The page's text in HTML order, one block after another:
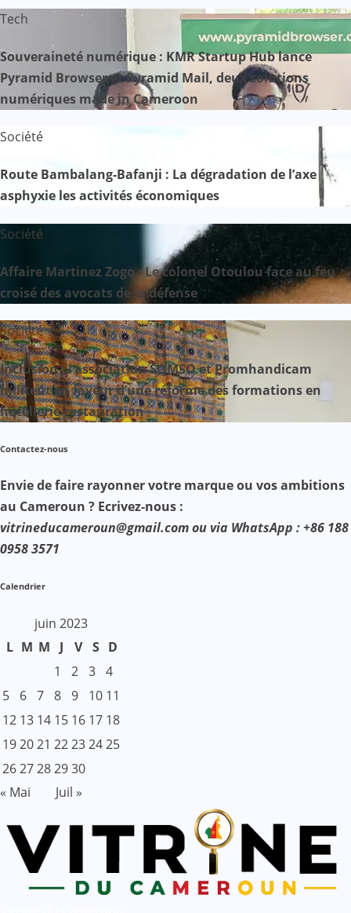
Tech
Souveraineté numérique : KMR Startup Hub lance
Pyramid Browser et Pyramid Mail, deux solutions
numériques made in Cameroon
Société
Route Bambalang-Bafanji : La dégradation de l’axe
asphyxie les activités économiques
Société
Affaire Martinez Zogo : Le colonel Otoulou face au feu
croisé des avocats de la défense
Société
Inclusion : l’association SOMSO et Promhandicam
militent en faveur d’une réforme des formations en
hôtellerie-restauration
Contactez-nous
Envie de faire rayonner votre marque ou vos ambitions
au Cameroun ? Ecrivez-nous :
vitrineducameroun@gmail.com ou via WhatsApp : +86 188
0958 3571
Calendrier
juin 2023
L M M J V S D
1
2 3 4
5
6 7 8 9 10 11
12 13 14 15 16 17 18
192021 22232425
2627282930
« Mai
Juil »